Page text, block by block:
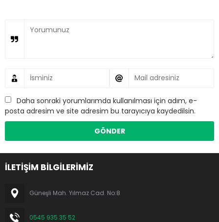
Daha sonraki yorumlarımda kullanılması için adım, e-
posta adresim ve site adresim bu tarayıcıya kaydedilsin.
İLETİŞİM BİLGİLERİMİZ
Güneşli Mah. Yılmaz Cad. No:8
0545 935 35 52